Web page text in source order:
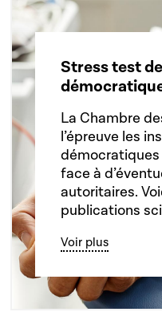
Stress test
La Chambre
l’épreuve les
face à
autoritaires.
publications
Voir plus